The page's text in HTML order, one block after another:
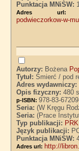
Punktacja MNiSW:
Adres
podwieczorkow-w-
Autorzy: Bożena
Tytuł:Śmierć / pod
Adres wydawniczy:
Opis fizyczny:480
p-ISBN:978-83-
Seria:(W Kręgu
Seria:(Prace
Typ publikacji: PRK
Język publikacji:
Punktacja MNiSW:
Adres url: http://